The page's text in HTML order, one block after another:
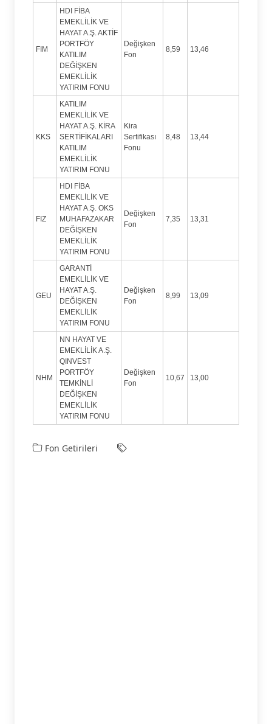
FIM
HDI FİBA
EMEKLİLİK VE
HAYAT A.Ş. AKTİF
PORTFÖY
KATILIM
DEĞİŞKEN
EMEKLİLİK
YATIRIM FONU
Değişken
Fon
8,59 13,46
KKS
KATILIM
EMEKLİLİK VE
HAYAT A.Ş. KİRA
SERTİFİKALARI
KATILIM
EMEKLİLİK
YATIRIM FONU
Kira
Sertifikası
Fonu
8,48 13,44
FIZ
HDI FİBA
EMEKLİLİK VE
HAYAT A.Ş. OKS
MUHAFAZAKAR
DEĞİŞKEN
EMEKLİLİK
YATIRIM FONU
Değişken
Fon
7,35 13,31
GEU
GARANTİ
EMEKLİLİK VE
HAYAT A.Ş.
DEĞİŞKEN
EMEKLİLİK
YATIRIM FONU
Değişken
Fon
8,99 13,09
NHM
NN HAYAT VE
EMEKLİLİK A.Ş.
QINVEST
PORTFÖY
TEMKİNLİ
DEĞİŞKEN
EMEKLİLİK
YATIRIM FONU
Değişken
Fon
10,67 13,00
Fon Getirileri